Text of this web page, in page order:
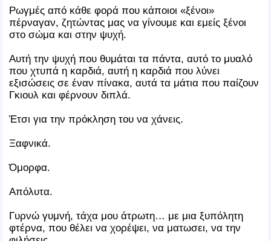
Ρωγμές από κάθε φορά που κάποιοι «ξένοι»
πέρναγαν, ζητώντας μας να γίνουμε και εμείς ξένοι
στο σώμα και στην ψυχή.
Αυτή την ψυχή που θυμάται τα πάντα, αυτό το μυαλό
που χτυπά η καρδιά, αυτή η καρδιά που λύνει
εξισώσεις σε έναν πίνακα, αυτά τα μάτια που παίζουν
Γκιουλ και φέρνουν διπλά.
Έτσι για την πρόκληση του να χάνεις.
Ξαφνικά.
Όμορφα.
Απόλυτα.
Γυρνώ γυμνή, τάχα μου άτρωτη… με μια ξυπόλητη
φτέρνα, που θέλει να χορέψει, να ματωσει, να την